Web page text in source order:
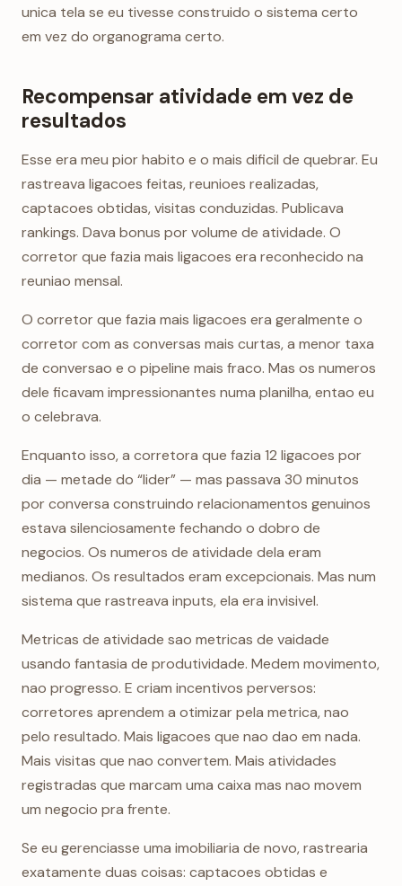
unica tela se eu tivesse construido o sistema certo
em vez do organograma certo.
Recompensar atividade em vez de
resultados
Esse era meu pior habito e o mais dificil de quebrar. Eu
rastreava ligacoes feitas, reunioes realizadas,
captacoes obtidas, visitas conduzidas. Publicava
rankings. Dava bonus por volume de atividade. O
corretor que fazia mais ligacoes era reconhecido na
reuniao mensal.
O corretor que fazia mais ligacoes era geralmente o
corretor com as conversas mais curtas, a menor taxa
de conversao e o pipeline mais fraco. Mas os numeros
dele ficavam impressionantes numa planilha, entao eu
o celebrava.
Enquanto isso, a corretora que fazia 12 ligacoes por
dia — metade do “lider” — mas passava 30 minutos
por conversa construindo relacionamentos genuinos
estava silenciosamente fechando o dobro de
negocios. Os numeros de atividade dela eram
medianos. Os resultados eram excepcionais. Mas num
sistema que rastreava inputs, ela era invisivel.
Metricas de atividade sao metricas de vaidade
usando fantasia de produtividade. Medem movimento,
nao progresso. E criam incentivos perversos:
corretores aprendem a otimizar pela metrica, nao
pelo resultado. Mais ligacoes que nao dao em nada.
Mais visitas que nao convertem. Mais atividades
registradas que marcam uma caixa mas nao movem
um negocio pra frente.
Se eu gerenciasse uma imobiliaria de novo, rastrearia
exatamente duas coisas: captacoes obtidas e